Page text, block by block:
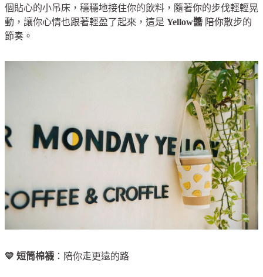
個貼心的小吊床，穩穩地接住你的飲料，隨著你的步伐輕輕晃
動，讓你心情也跟著輕盈了起來，這是 Yellow醬 陪你散步的
節奏。
💛 短筒棉襪 ：陪你走更遠的路